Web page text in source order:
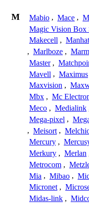
M Mabio , Mace ,
Magic Vision Box
Makecell ,
, Marlboze ,
Master ,
Mavell , Maximus
Maxvision ,
Mbx , Mc
Meco , Medialink
Mega-pixel ,
, Meisort ,
Mercury ,
Merkury , Merlan
Metrocom ,
Mia , Mibao ,
Micronet ,
Midas-link ,